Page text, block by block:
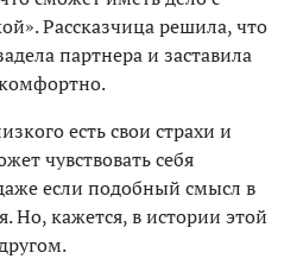
Рассказчица решила, что
партнера и заставила
есть свои страхи и
чувствовать себя
если подобный смысл в
Но, кажется, в истории этой